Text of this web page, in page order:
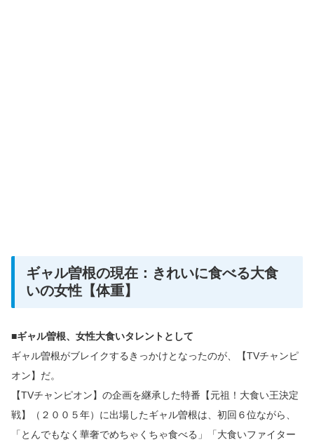
ギャル曽根の現在：きれいに食べる大食
いの女性【体重】
■ギャル曽根、女性大食いタレントとして
ギャル曽根がブレイクするきっかけとなったのが、【TVチャンピ
オン】だ。
【TVチャンピオン】の企画を継承した特番【元祖！大食い王決定
戦】（２００５年）に出場したギャル曽根は、初回６位ながら、
「とんでもなく華奢でめちゃくちゃ食べる」「大食いファイター